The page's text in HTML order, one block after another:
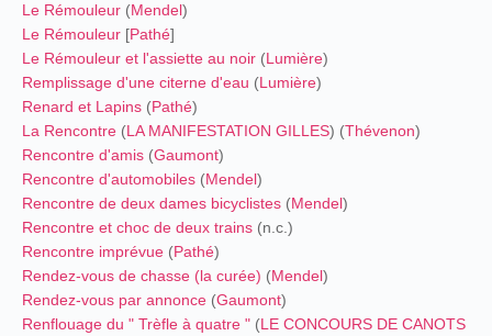
Le Rémouleur (Mendel)
Le Rémouleur [Pathé]
Le Rémouleur et l'assiette au noir (Lumière)
Remplissage d'une citerne d'eau (Lumière)
Renard et Lapins (Pathé)
La Rencontre (LA MANIFESTATION GILLES) (Thévenon)
Rencontre d'amis (Gaumont)
Rencontre d'automobiles (Mendel)
Rencontre de deux dames bicyclistes (Mendel)
Rencontre et choc de deux trains (n.c.)
Rencontre imprévue (Pathé)
Rendez-vous de chasse (la curée) (Mendel)
Rendez-vous par annonce (Gaumont)
Renflouage du " Trèfle à quatre " (LE CONCOURS DE CANOTS